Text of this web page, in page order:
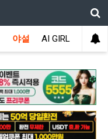
야설 AI GIRL